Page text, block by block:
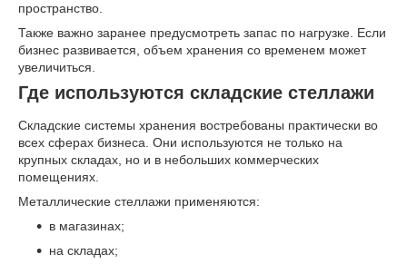
пространство.
Также важно заранее предусмотреть запас по нагрузке. Если
бизнес развивается, объем хранения со временем может
увеличиться.
Где используются складские стеллажи
Складские системы хранения востребованы практически во
всех сферах бизнеса. Они используются не только на
крупных складах, но и в небольших коммерческих
помещениях.
Металлические стеллажи применяются:
в магазинах;
на складах;